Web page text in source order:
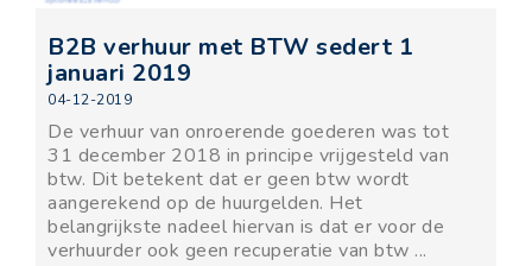
B2B verhuur met BTW sedert 1
januari 2019
04-12-2019
De verhuur van onroerende goederen was tot
31 december 2018 in principe vrijgesteld van
btw. Dit betekent dat er geen btw wordt
aangerekend op de huurgelden. Het
belangrijkste nadeel hiervan is dat er voor de
verhuurder ook geen recuperatie van btw ...